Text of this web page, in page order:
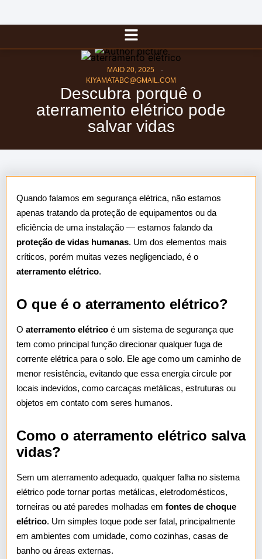
MAIO 20, 2025
KIYAMATABC@GMAIL.COM
Descubra porquê o
aterramento elétrico pode
salvar vidas
Quando falamos em segurança elétrica, não estamos
apenas tratando da proteção de equipamentos ou da
eficiência de uma instalação — estamos falando da
proteção de vidas humanas. Um dos elementos mais
críticos, porém muitas vezes negligenciado, é o
aterramento elétrico.
O que é o aterramento elétrico?
O aterramento elétrico é um sistema de segurança que
tem como principal função direcionar qualquer fuga de
corrente elétrica para o solo. Ele age como um caminho de
menor resistência, evitando que essa energia circule por
locais indevidos, como carcaças metálicas, estruturas ou
objetos em contato com seres humanos.
Como o aterramento elétrico salva
vidas?
Sem um aterramento adequado, qualquer falha no sistema
elétrico pode tornar portas metálicas, eletrodomésticos,
torneiras ou até paredes molhadas em fontes de choque
elétrico. Um simples toque pode ser fatal, principalmente
em ambientes com umidade, como cozinhas, casas de
banho ou áreas externas.